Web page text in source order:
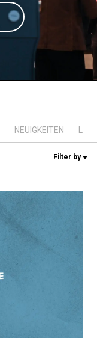
NEUIGKEITEN
Filter by